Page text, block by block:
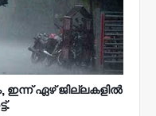
ഇന്ന് ഏഴ് ജില്ലകളില്‍